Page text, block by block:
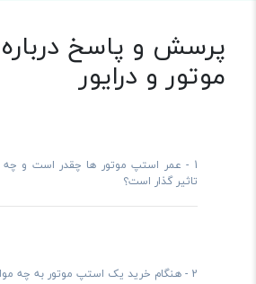
پرسش و پاسخ
موتور و درایور
1 -
عمر استپ موتور ها چقدر است و چه
تاثیر گذار است؟
2 - هنگام خرید یک استپ موتور به چه مواردی دقت کنیم؟